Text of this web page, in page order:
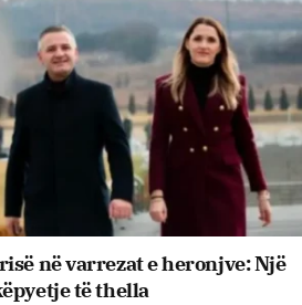
në varrezat e heronjve: Një
të thella